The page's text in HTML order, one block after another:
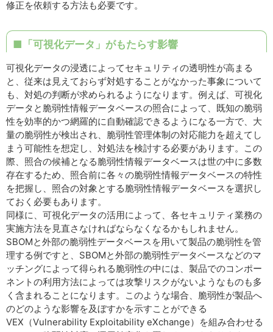
修正を依頼する方法も必要です。
■「可視化データ」がもたらす影響
可視化データの浸透によってセキュリティの透明性が高まる
と、従来は見えておらず対処することがなかった事象について
も、対処の判断が求められるようになります。例えば、可視化
データと脆弱性情報データベースの照合によって、既知の脆弱
性を効率的かつ網羅的に自動確認できるようになる一方で、大
量の脆弱性が検出され、脆弱性管理体制の対応能力を超えてし
まう可能性を想定し、対処法を検討する必要があります。この
際、照合の候補となる脆弱性情報データベースは世の中に多数
存在するため、照合前に各々の脆弱性情報データベースの特性
を把握し、照合の対象とする脆弱性情報データベースを選択し
ておく必要もあります。
同様に、可視化データの活用によって、各セキュリティ業務の
実施方法を見直さなければならなくなるかもしれません。
SBOMと外部の脆弱性データベースを用いて製品の脆弱性を管
理する例ですと、SBOMと外部の脆弱性データベースなどのマ
ッチングによって得られる脆弱性の中には、製品でのコンポー
ネントの利用方法によっては攻撃リスクがないようなものも多
く含まれることになります。このような場合、脆弱性が製品へ
のどのような影響を及ぼすかを示すことができる
VEX（Vulnerability Exploitability eXchange）を組み合わせる